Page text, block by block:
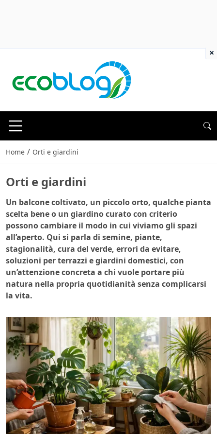
Home / Orti e giardini
Orti e giardini
Un balcone coltivato, un piccolo orto, qualche pianta
scelta bene o un giardino curato con criterio
possono cambiare il modo in cui viviamo gli spazi
all’aperto. Qui si parla di semine, piante,
stagionalità, cura del verde, errori da evitare,
soluzioni per terrazzi e giardini domestici, con
un’attenzione concreta a chi vuole portare più
natura nella propria quotidianità senza complicarsi
la vita.
×